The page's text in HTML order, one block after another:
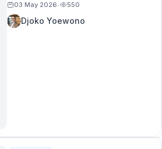
03 May 2026• 550
Djoko Yoewono